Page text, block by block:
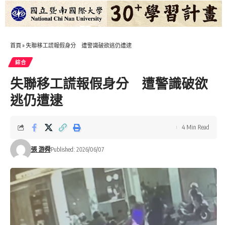
首頁 » 失聯移工謊報假身分 遭警識破欲逃仍遭逮
綜合
失聯移工謊報假身分 遭警識破欲
逃仍遭逮
張 游舜Published: 2026/06/07
4 Min Read